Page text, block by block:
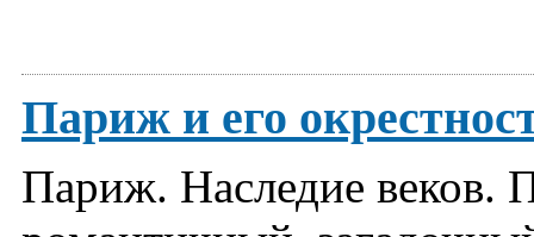
Париж и его
Париж. Наследие веков.